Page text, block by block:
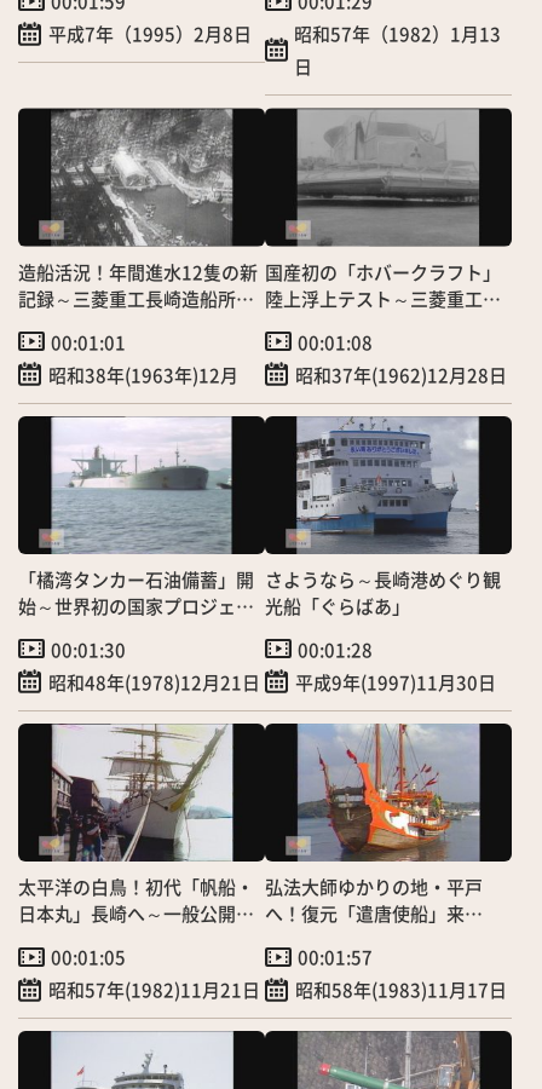
平成7年（1995）2月8日
昭和57年（1982）1月13
日
造船活況！年間進水12隻の新
記録～三菱重工長崎造船所
00:01:01
昭和38年(1963年)12月
国産初の「ホバークラフト」
陸上浮上テスト～三菱重工長
00:01:08
昭和37年(1962)12月28日
「橘湾タンカー石油備蓄」開
始～世界初の国家プロジェク
00:01:30
昭和48年(1978)12月21日
さようなら～長崎港めぐり観
光船「ぐらばあ」
00:01:28
平成9年(1997)11月30日
太平洋の白鳥！初代「帆船・
日本丸」長崎へ～一般公開に
00:01:05
昭和57年(1982)11月21日
弘法大師ゆかりの地・平戸
へ！復元「遣唐使船」来
00:01:57
昭和58年(1983)11月17日